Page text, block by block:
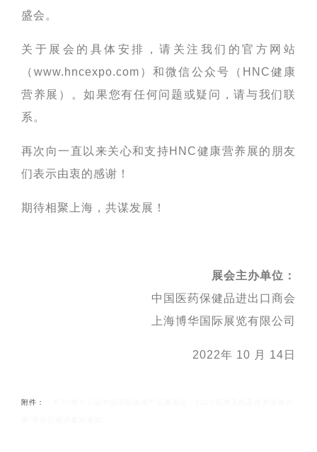
盛会。
关于展会的具体安排，请关注我们的官方网站
（www.hncexpo.com）和微信公众号（HNC健康
营养展）。如果您有任何问题或疑问，请与我们联
系。
再次向一直以来关心和支持HNC健康营养展的朋友
们表示由衷的感谢！
期待相聚上海，共谋发展！
展会主办单位：
中国医药保健品进出口商会
上海博华国际展览有限公司
2022年 10 月 14日
附件：